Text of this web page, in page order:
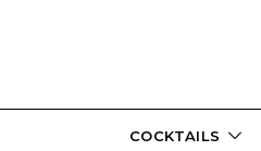
COCKTAILS